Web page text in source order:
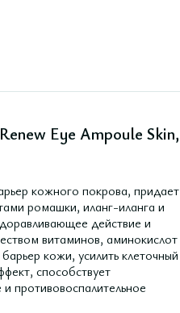
Eye Ampoule Skin,
кожного покрова, придает
ромашки, иланг-иланга и
действие и
витаминов, аминокислот
кожи, усилить клеточный
способствует
противовоспалительное